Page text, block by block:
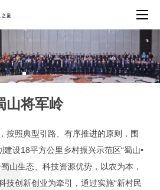
山将军岭
按照典型引路、有序推进的原则，围
建设18平方公里乡村振兴示范区“蜀山•
山生态、科技资源优势，以农为本，
技创新创业为牵引，通过实施“新村民